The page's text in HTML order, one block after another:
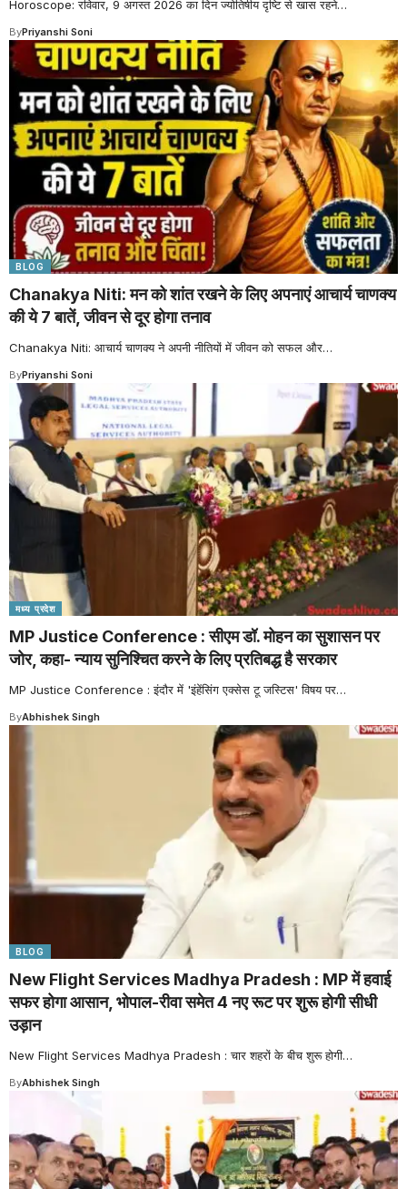
Horoscope: रविवार, 9 अगस्त 2026 का दिन ज्योतिषीय दृष्टि से खास रहने…
ByPriyanshi Soni
BLOG
Chanakya Niti: मन को शांत रखने के लिए अपनाएं आचार्य चाणक्य
की ये 7 बातें, जीवन से दूर होगा तनाव
Chanakya Niti: आचार्य चाणक्य ने अपनी नीतियों में जीवन को सफल और…
ByPriyanshi Soni
मध्य प्रदेश
MP Justice Conference : सीएम डॉ. मोहन का सुशासन पर
जोर, कहा- न्याय सुनिश्चित करने के लिए प्रतिबद्ध है सरकार
MP Justice Conference : इंदौर में 'इंहेंसिंग एक्सेस टू जस्टिस' विषय पर…
ByAbhishek Singh
BLOG
New Flight Services Madhya Pradesh : MP में हवाई
सफर होगा आसान, भोपाल-रीवा समेत 4 नए रूट पर शुरू होगी सीधी
उड़ान
New Flight Services Madhya Pradesh : चार शहरों के बीच शुरू होगी…
ByAbhishek Singh